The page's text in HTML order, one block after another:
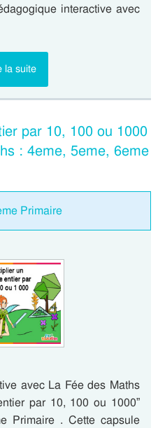
interactive avec
la suite
par 10, 100 ou 1000
: 4eme, 5eme, 6eme
Primaire
avec La Fée des Maths
par 10, 100 ou 1000”
Primaire . Cette capsule